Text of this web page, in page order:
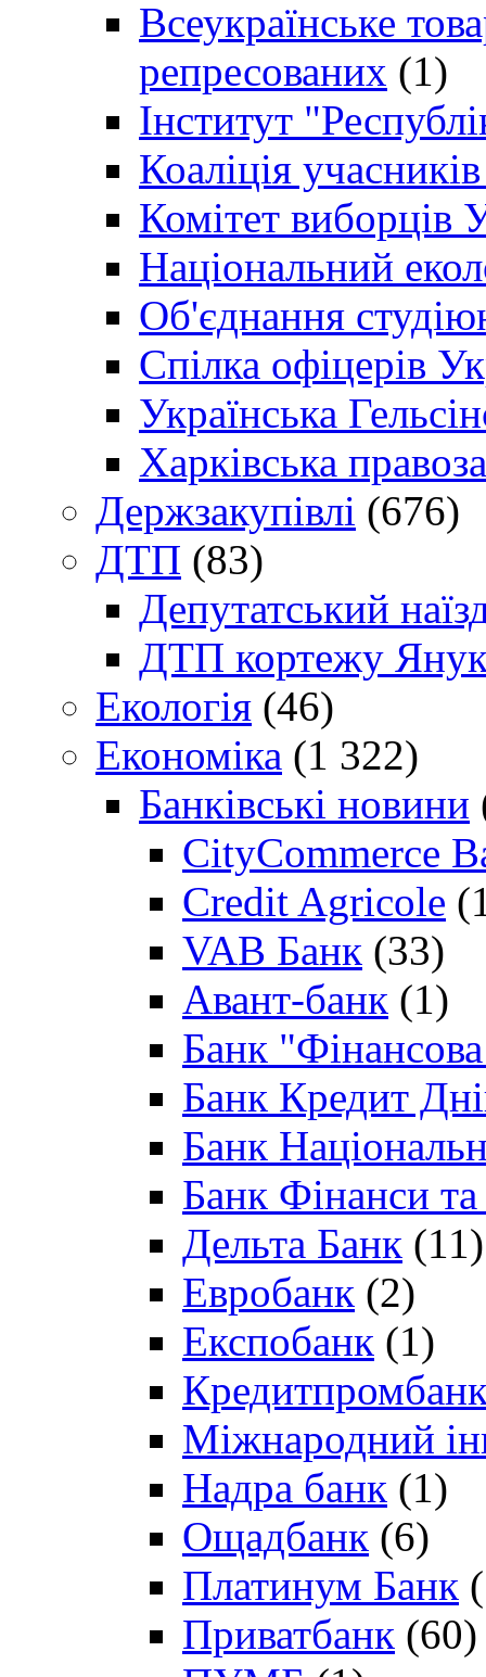
Всеукраїнське
репресованих (1)
Інститут
Коаліція
Комітет виборців
Національний
Об'єднання
Спілка офіцерів
Українська
Харківська
Держзакупівлі (676)
ДТП (83)
Депутатський
ДТП кортежу
Екологія (46)
Економіка (1 322)
Банківські новини
CityCommerce
Credit Agricole
VAB Банк (33)
Авант-банк (1)
Банк "Фінансова
Банк Кредит
Банк
Банк Фінанси
Дельта Банк (11)
Евробанк (2)
Експобанк (1)
Міжнародний
Надра банк (1)
Ощадбанк (6)
Платинум Банк
Приватбанк (60)